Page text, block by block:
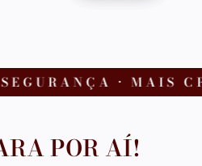
• MAIS
POR AÍ!